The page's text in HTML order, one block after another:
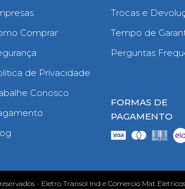
Comprar
de Privacidade
Conosco
Trocas e
Tempo de
Perguntas
FORMAS DE
PAGAMENTO
- Eletro Transol Ind e Comercio Mat